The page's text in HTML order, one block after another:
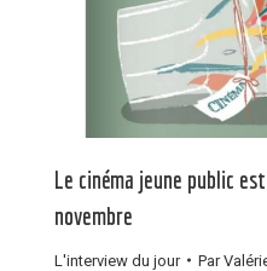
Le cinéma jeune public
novembre
L'interview du jour Par